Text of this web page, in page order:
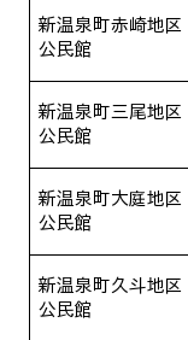
新温泉町赤崎地区
公民館
新温泉町三尾地区
公民館
新温泉町大庭地区
公民館
新温泉町久斗地区
公民館